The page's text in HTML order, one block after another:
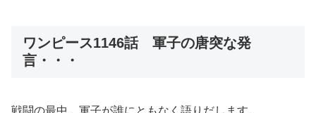
ワンピース1146話 軍子の唐突な発
言・・・
戦闘の最中、軍子が誰にともなく語りだします。